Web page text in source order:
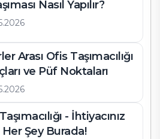
Nasıl Yapılır?
Arası Ofis Taşımacılığı
ve Püf Noktaları
- İhtiyacınız
Şey Burada!